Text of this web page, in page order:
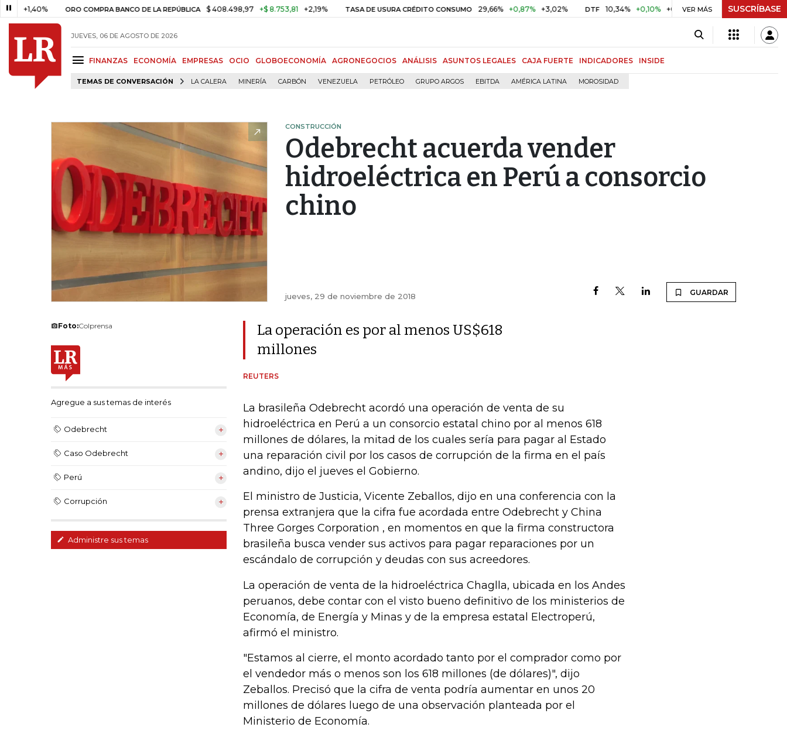
ORO COMPRA BANCO DE LA REPÚBLICA $ 408.498,97 +$ 8.753,81 +2,19% TASA DE USURA CRÉDITO CONSUMO 29,66% +0,87% +3,02% DTF 10,34% +0,10% +0,98% UVR $ 416,86 +$ 0,05
VER MÁS SUSCRÍBASE
JUEVES, 06 DE AGOSTO DE 2026
FINANZAS ECONOMÍA EMPRESAS OCIO GLOBOECONOMÍA AGRONEGOCIOS ANÁLISIS ASUNTOS LEGALES CAJA FUERTE INDICADORES INSIDE
TEMAS DE CONVERSACIÓN LA CALERA MINERÍA CARBÓN VENEZUELA PETRÓLEO GRUPO ARGOS EBITDA AMÉRICA LATINA MOROSIDAD
CONSTRUCCIÓN
Odebrecht acuerda vender
hidroeléctrica en Perú a consorcio
chino
jueves, 29 de noviembre de 2018 GUARDAR
Foto:Colprensa
Agregue a sus temas de interés
Odebrecht
Caso Odebrecht
Perú
Corrupción
Administre sus temas
La operación es por al menos US$618
millones
REUTERS
La brasileña Odebrecht acordó una operación de venta de su
hidroeléctrica en Perú a un consorcio estatal chino por al menos 618
millones de dólares, la mitad de los cuales sería para pagar al Estado
una reparación civil por los casos de corrupción de la firma en el país
andino, dijo el jueves el Gobierno.
El ministro de Justicia, Vicente Zeballos, dijo en una conferencia con la
prensa extranjera que la cifra fue acordada entre Odebrecht y China
Three Gorges Corporation , en momentos en que la firma constructora
brasileña busca vender sus activos para pagar reparaciones por un
escándalo de corrupción y deudas con sus acreedores.
La operación de venta de la hidroeléctrica Chaglla, ubicada en los Andes
peruanos, debe contar con el visto bueno definitivo de los ministerios de
Economía, de Energía y Minas y de la empresa estatal Electroperú,
afirmó el ministro.
"Estamos al cierre, el monto acordado tanto por el comprador como por
el vendedor más o menos son los 618 millones (de dólares)", dijo
Zeballos. Precisó que la cifra de venta podría aumentar en unos 20
millones de dólares luego de una observación planteada por el
Ministerio de Economía.